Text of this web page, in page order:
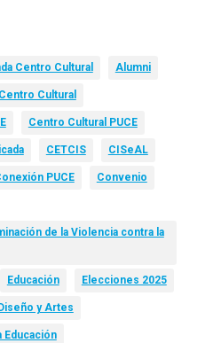
Centro Cultural Alumni
Centro Cultural
Centro Cultural PUCE
CETCIS CISeAL
PUCE Convenio
de la Violencia contra la
Educación Elecciones 2025
y Artes
Educación